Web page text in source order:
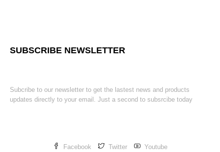
SUBSCRIBE NEWSLETTER
Subcribe to our newsletter to get the lastest news and products
updates directly to your email. Just a second to subsrcibe today
Facebook Twitter Youtube